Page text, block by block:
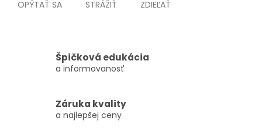
OPÝTAŤ SA STRÁŽIŤ ZDIEĽAŤ
Špičková edukácia
a informovanosť
Záruka kvality
a najlepšej ceny